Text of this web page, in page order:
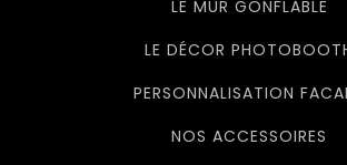
LE MUR GONFLABLE
LE DÉCOR
PERSONNALISATION
NOS ACCESSOIRES